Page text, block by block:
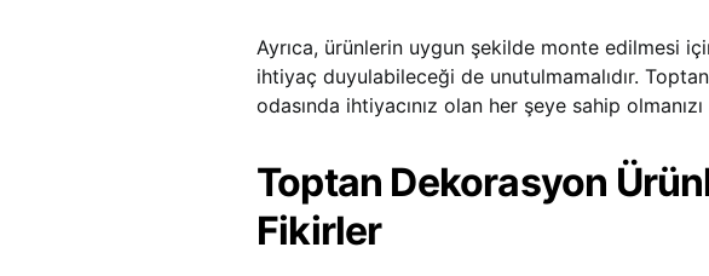
Ayrıca, ürünlerin uygun şekilde monte edilmesi
ihtiyaç duyulabileceği de unutulmamalıdır.
odasında ihtiyacınız olan her şeye sahip
Toptan Dekorasyon
Fikirler